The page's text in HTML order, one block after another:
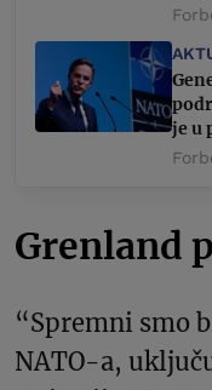
je u
Grenland
“Spremni smo
NATO-a,